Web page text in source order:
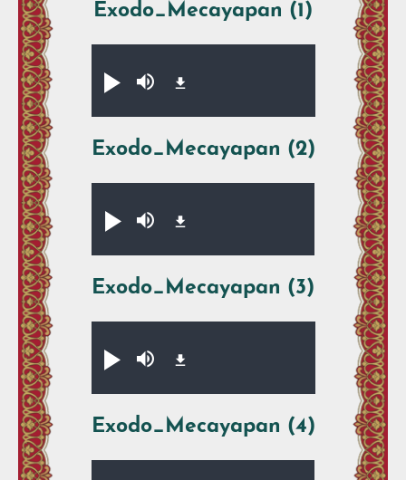
Exodo_Mecayapan (1)
Xikpe̱walti̱y
Silenciar
Exodo_Mecayapan (2)
Xikpe̱walti̱y
Silenciar
Exodo_Mecayapan (3)
Xikpe̱walti̱y
Silenciar
Exodo_Mecayapan (4)